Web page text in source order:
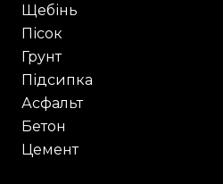
Щебінь
Пісок
Грунт
Підсипка
Асфальт
Бетон
Цемент